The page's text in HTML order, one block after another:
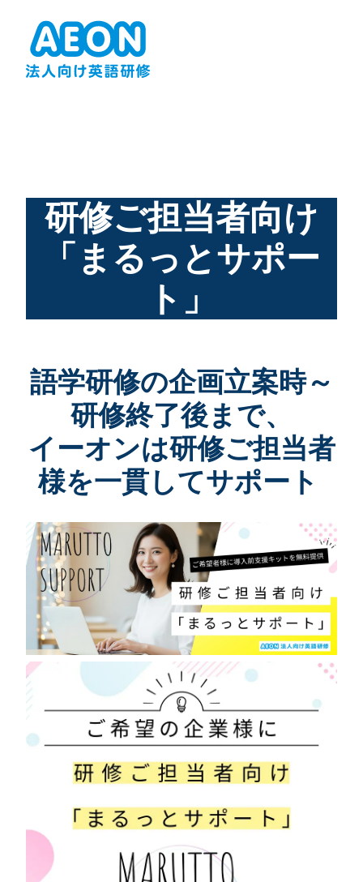
研修ご担当者向け
「まるっとサポー
ト」
語学研修の企画立案時～
研修終了後まで、
イーオンは研修ご担当者
様を一貫してサポート